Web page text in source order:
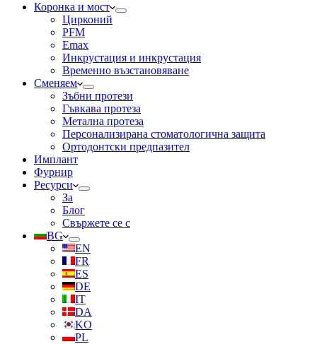
Коронка и мост
Цирконий
PFM
Emax
Инкрустация и инкрустация
Временно възстановяване
Сменяем
Зъбни протези
Гъвкава протеза
Метална протеза
Персонализирана стоматологична защита
Ортодонтски предпазител
Имплант
Фурнир
Ресурси
За
Блог
Свържете се с
BG
EN
FR
ES
DE
IT
DA
KO
PL